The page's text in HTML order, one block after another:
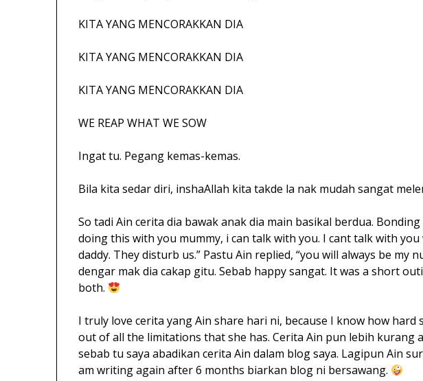
KITA YANG MENCORAKKAN DIA
KITA YANG MENCORAKKAN DIA
KITA YANG MENCORAKKAN DIA
WE REAP WHAT WE SOW
Ingat tu. Pegang kemas-kemas.
Bila kita sedar diri, inshaAllah kita takde la nak mudah sangat
So tadi Ain cerita dia bawak anak dia main basikal berdua. Bonding
doing this with you mummy, i can talk with you. I cant talk with
daddy. They disturb us.” Pastu Ain replied, “you will always be my
dengar mak dia cakap gitu. Sebab happy sangat. It was a short
both.
I truly love cerita yang Ain share hari ni, because I know how hard
out of all the limitations that she has. Cerita Ain pun lebih kurang
sebab tu saya abadikan cerita Ain dalam blog saya. Lagipun Ain
am writing again after 6 months biarkan blog ni bersawang.